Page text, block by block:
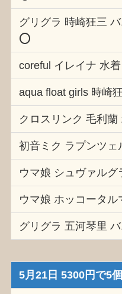
グリグラ 時崎狂三
⭕️
coreful イレイナ 水
aqua float girls 時崎
クロスリンク 毛利蘭
初音ミク ラプンツェ
ウマ娘 シュヴァルグ
ウマ娘 ホッコータル
グリグラ 五河琴里
5月21日 5300円で5個